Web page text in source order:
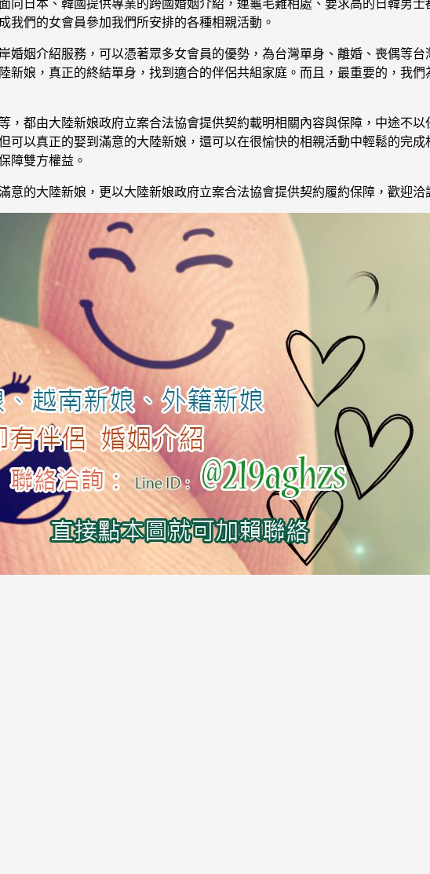
向日本、韓國提供專業的跨國婚姻介紹，連龜毛難相處、要求高的日韓男
我們的女會員參加我們所安排的各種相親活動。
婚姻介紹服務，可以憑著眾多女會員的優勢，為台灣單身、離婚、喪偶等
新娘，真正的終結單身，找到適合的伴侶共組家庭。而且，最重要的，我
，都由大陸新娘政府立案合法協會提供契約載明相關內容與保障，中途不
可以真正的娶到滿意的大陸新娘，還可以在很愉快的相親活動中輕鬆的完
障雙方權益。
意的大陸新娘，更以大陸新娘政府立案合法協會提供契約履約保障，歡迎洽